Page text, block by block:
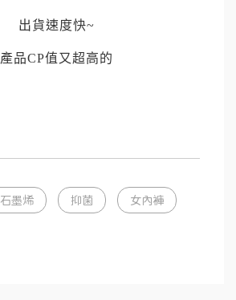
出貨速度快~
產品CP值又超高的
石墨烯 抑菌 女內褲